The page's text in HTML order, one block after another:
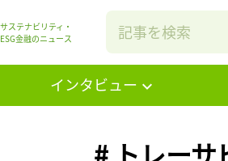
サステナビリティ・
ESG金融のニュース
インタビュー